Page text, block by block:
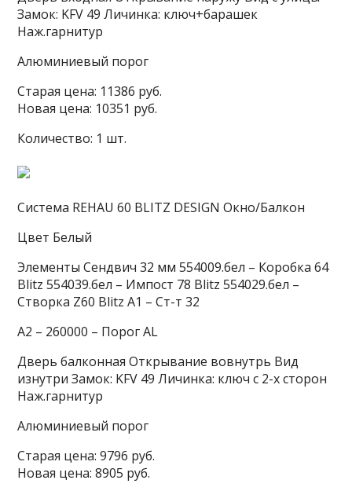
Замок: KFV 49 Личинка: ключ+барашек
Наж.гарнитур
Алюминиевый порог
Старая цена: 11386 руб.
Новая цена: 10351 руб.
Количество: 1 шт.
Система REHAU 60 BLITZ DESIGN Окно/Балкон
Цвет Белый
Элементы Сендвич 32 мм 554009.бел – Коробка 64
Blitz 554039.бел – Импост 78 Blitz 554029.бел –
Cтворка Z60 Blitz A1 – Ст-т 32
A2 – 260000 – Порог AL
Дверь балконная Открывание вовнутрь Вид
изнутри Замок: KFV 49 Личинка: ключ с 2-х сторон
Наж.гарнитур
Алюминиевый порог
Старая цена: 9796 руб.
Новая цена: 8905 руб.